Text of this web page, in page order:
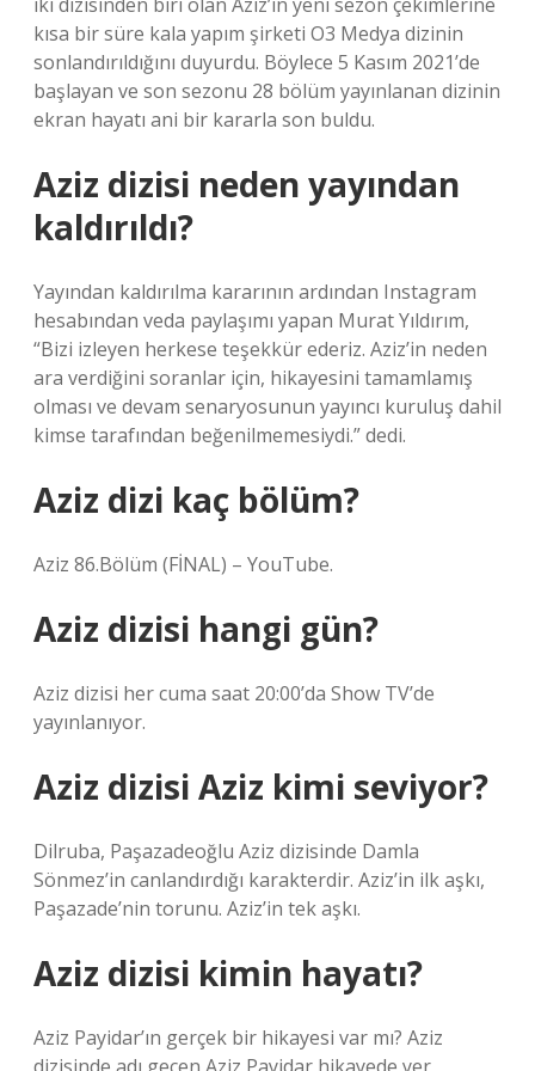
kısa bir süre kala yapım şirketi O3 Medya dizinin
sonlandırıldığını duyurdu. Böylece 5 Kasım 2021’de
başlayan ve son sezonu 28 bölüm yayınlanan dizinin
ekran hayatı ani bir kararla son buldu.
Aziz dizisi neden yayından
kaldırıldı?
Yayından kaldırılma kararının ardından Instagram
hesabından veda paylaşımı yapan Murat Yıldırım,
“Bizi izleyen herkese teşekkür ederiz. Aziz’in neden
ara verdiğini soranlar için, hikayesini tamamlamış
olması ve devam senaryosunun yayıncı kuruluş dahil
kimse tarafından beğenilmemesiydi.” dedi.
Aziz dizi kaç bölüm?
Aziz 86.Bölüm (FİNAL) – YouTube.
Aziz dizisi hangi gün?
Aziz dizisi her cuma saat 20:00’da Show TV’de
yayınlanıyor.
Aziz dizisi Aziz kimi seviyor?
Dilruba, Paşazadeoğlu Aziz dizisinde Damla
Sönmez’in canlandırdığı karakterdir. Aziz’in ilk aşkı,
Paşazade’nin torunu. Aziz’in tek aşkı.
Aziz dizisi kimin hayatı?
Aziz Payidar’ın gerçek bir hikayesi var mı? Aziz